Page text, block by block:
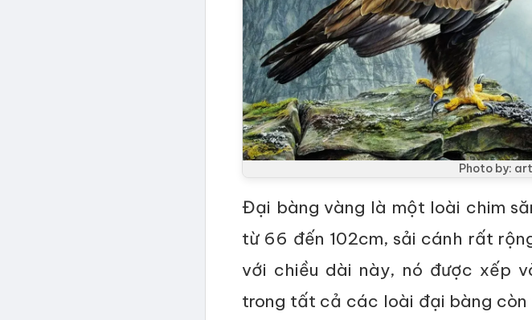
Photo by:
Đại bàng vàng là một loài chim
từ 66 đến 102cm, sải cánh rất
với chiều dài này, nó được xếp
trong tất cả các loài đại bàng còn